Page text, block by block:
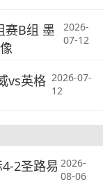
赛B组 墨
2026-
07-12
vs英格 2026-07-
12
2圣路易 2026-
08-06